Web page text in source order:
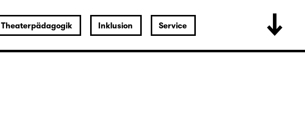
Theaterpädagogik Inklusion Service